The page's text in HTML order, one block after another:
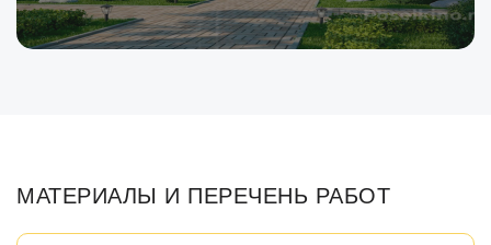
МАТЕРИАЛЫ И ПЕРЕЧЕНЬ РАБОТ